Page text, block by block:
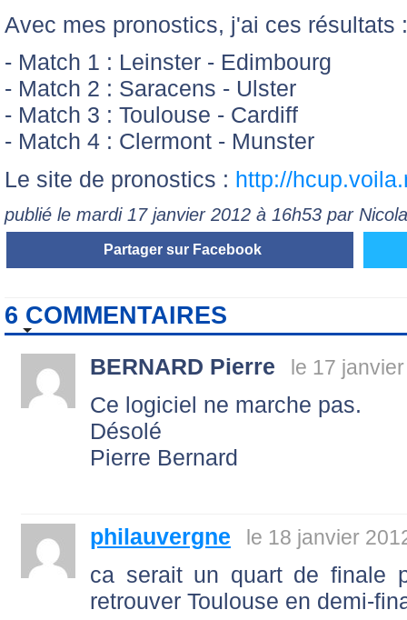
Avec mes pronostics, j'ai ces résultats :
- Match 1 : Leinster - Edimbourg
- Match 2 : Saracens - Ulster
- Match 3 : Toulouse - Cardiff
- Match 4 : Clermont - Munster
Le site de pronostics : http://
publié le mardi 17 janvier 2012 à 16h53 par
Partager sur Facebook
6 COMMENTAIRES
BERNARD Pierre le 17
Ce logiciel ne marche pas.
Désolé
Pierre Bernard
philauvergne le 18 janvier
ca serait un quart de finale
retrouver Toulouse en demi-